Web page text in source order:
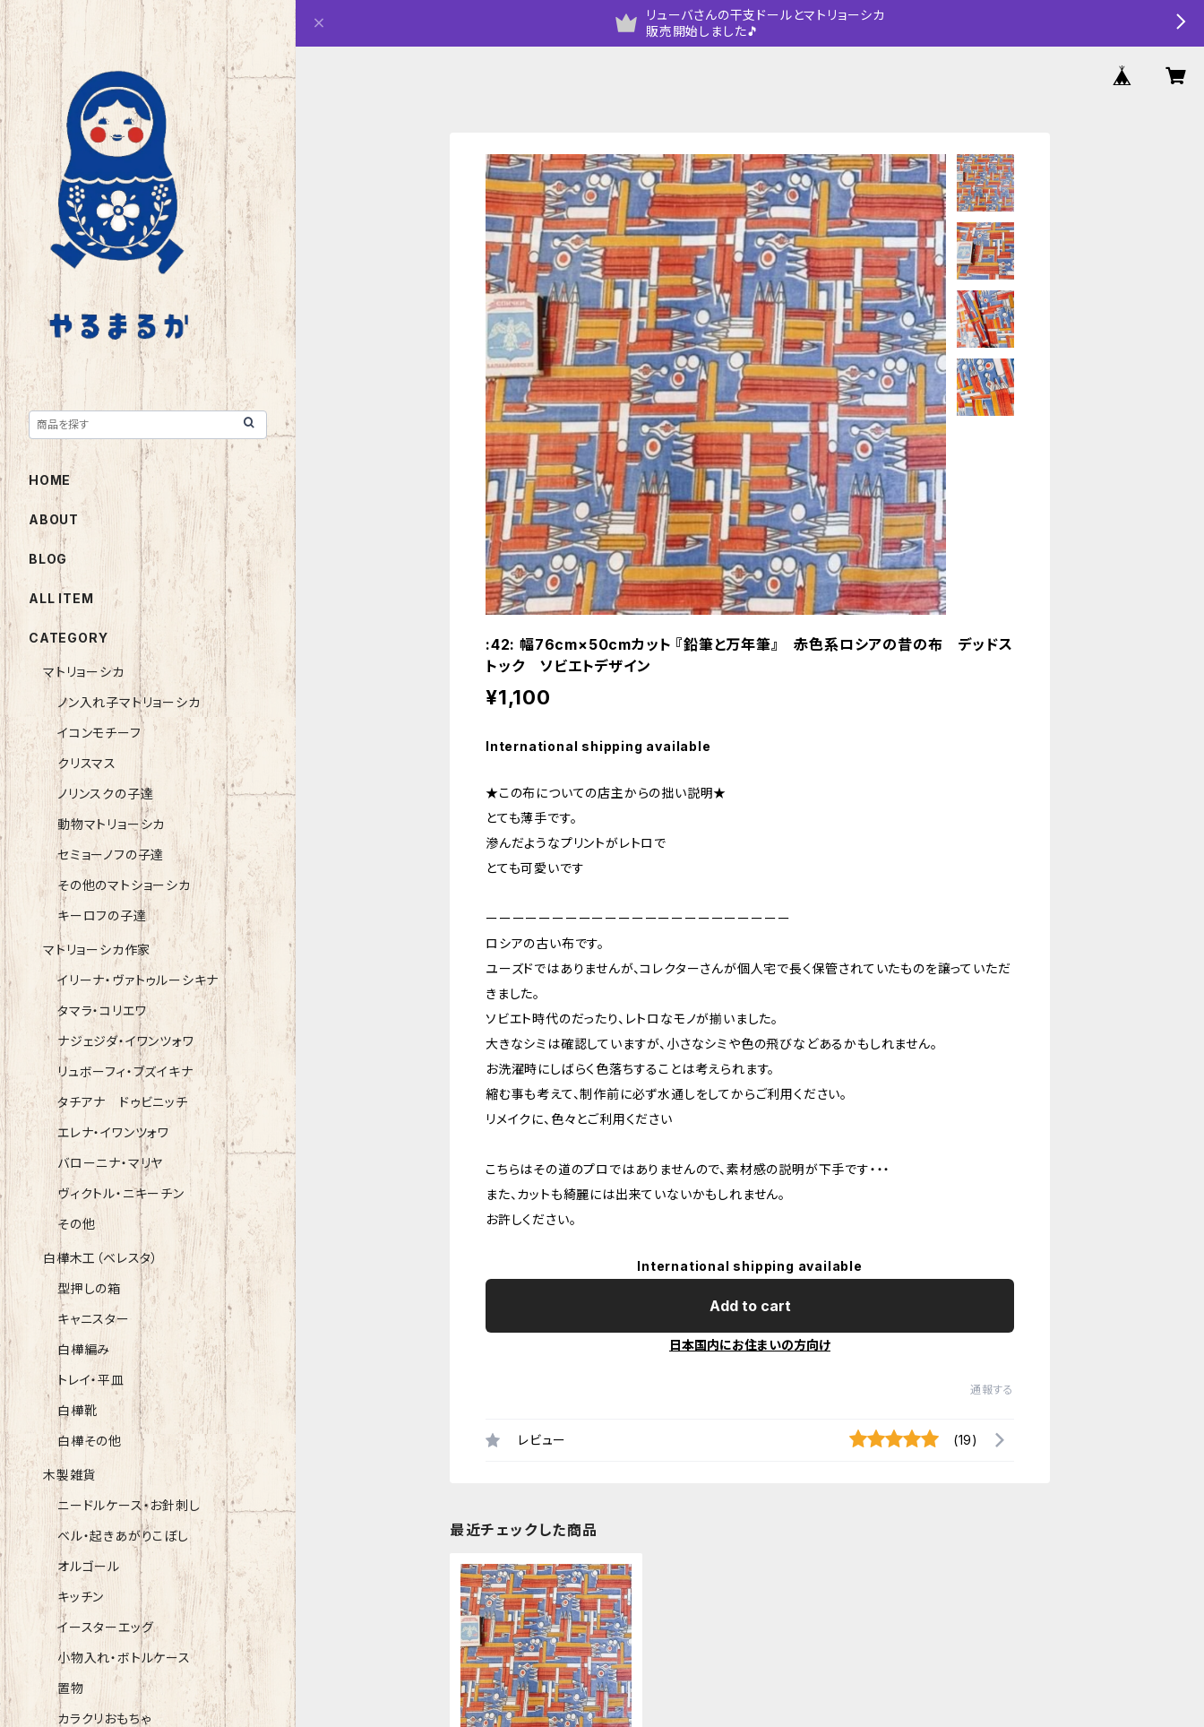
リューバさんの干支ドールとマトリョーシカ
販売開始しました🎵
:42: 幅76cm×50cmカット 『鉛筆と万年筆』 赤色系ロシアの昔の布 デッドス
トック ソビエトデザイン
¥1,100
International shipping available
★この布についての店主からの拙い説明★
とても薄手です。
滲んだようなプリントがレトロで
とても可愛いです
ーーーーーーーーーーーーーーーーーーーーーーー
ロシアの古い布です。
ユーズドではありませんが、コレクターさんが個人宅で長く保管されていたものを譲っていただ
きました。
ソビエト時代のだったり、レトロなモノが揃いました。
大きなシミは確認していますが、小さなシミや色の飛びなどあるかもしれません。
お洗濯時にしばらく色落ちすることは考えられます。
縮む事も考えて、制作前に必ず水通しをしてからご利用ください。
リメイクに、色々とご利用ください
こちらはその道のプロではありませんので、素材感の説明が下手です・・・
また、カットも綺麗には出来ていないかもしれません。
お許しください。
International shipping available
Add to cart
日本国内にお住まいの方向け
通報する
レビュー (19)
最近チェックした商品
HOME
ABOUT
BLOG
ALL ITEM
CATEGORY
マトリョーシカ
ノン入れ子マトリョーシカ
イコンモチーフ
クリスマス
ノリンスクの子達
動物マトリョーシカ
セミョーノフの子達
その他のマトショーシカ
キーロフの子達
マトリョーシカ作家
イリーナ・ヴァトゥルーシキナ
タマラ・コリエワ
ナジェジダ・イワンツォワ
リュボーフィ・ブズイキナ
タチアナ ドゥビニッチ
エレナ・イワンツォワ
バローニナ・マリヤ
ヴィクトル・ニキーチン
その他
白樺木工（ベレスタ）
型押しの箱
キャニスター
白樺編み
トレイ・平皿
白樺靴
白樺その他
木製雑貨
ニードルケース・お針刺し
ベル・起きあがりこぼし
オルゴール
キッチン
イースターエッグ
小物入れ・ボトルケース
置物
カラクリおもちゃ